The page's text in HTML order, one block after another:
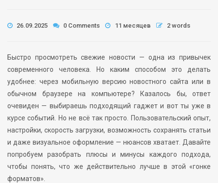
26.09.2025 0 Comments 11 месяцев 2 words
Быстро просмотреть свежие новости — одна из привычек
современного человека. Но каким способом это делать
удобнее: через мобильную версию новостного сайта или в
обычном браузере на компьютере? Казалось бы, ответ
очевиден — выбираешь подходящий гаджет и вот ты уже в
курсе событий. Но не всё так просто. Пользовательский опыт,
настройки, скорость загрузки, возможность сохранять статьи
и даже визуальное оформление — нюансов хватает. Давайте
попробуем разобрать плюсы и минусы каждого подхода,
чтобы понять, что же действительно лучше в этой «гонке
форматов».